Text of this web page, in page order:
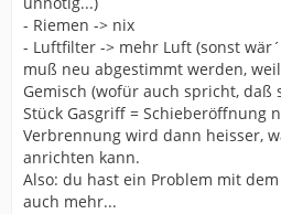
- Riemen -> nix
- Luftfilter -> mehr Luft (sonst
muß neu abgestimmt werden,
Gemisch (wofür auch spricht, daß
Stück Gasgriff = Schieberöffnung
Verbrennung wird dann heisser,
anrichten kann.
Also: du hast ein Problem mit
auch mehr...